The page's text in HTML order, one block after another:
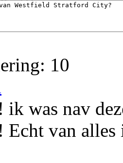
10
was nav
van alles